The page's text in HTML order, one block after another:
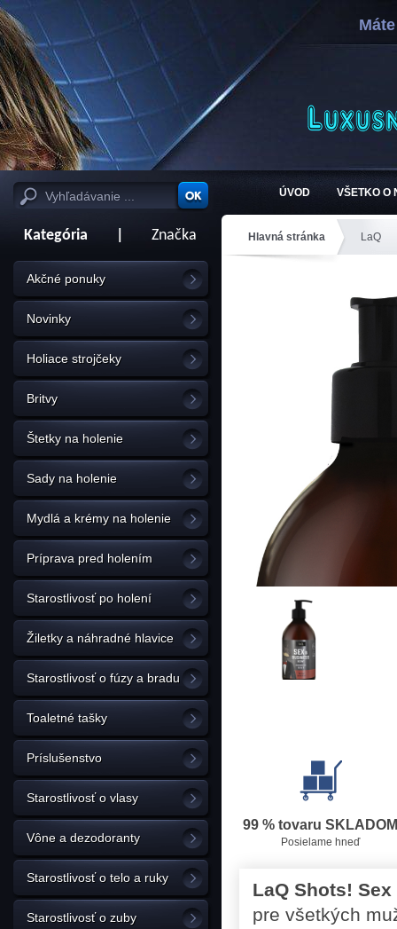
ÚVOD VŠETKO O
Kategória Značka
Akčné ponuky
Novinky
Holiace strojčeky
Britvy
Štetky na holenie
Sady na holenie
Mydlá a krémy na holenie
Príprava pred holením
Starostlivosť po holení
Žiletky a náhradné hlavice
Starostlivosť o fúzy a bradu
Toaletné tašky
Príslušenstvo
Starostlivosť o vlasy
Vône a dezodoranty
Starostlivosť o telo a ruky
Starostlivosť o zuby
Hlavná stránka LaQ
99 % tovaru SKLADOM
Posielame hneď
LaQ Shots!
pre všetkých